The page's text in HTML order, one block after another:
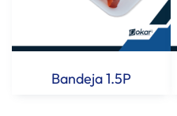
Bandeja 1.5P